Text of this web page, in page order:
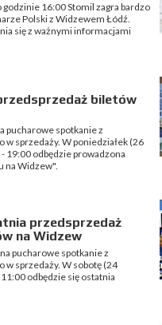
16:00 Stomil zagra bardzo
Polski z Widzewem Łódź.
się z ważnymi informacjami
biletów
pucharowe spotkanie z
w sprzedaży. W poniedziałek (26
19:00 odbędzie prowadzona
na Widzew".
przedsprzedaż
na Widzew
pucharowe spotkanie z
w sprzedaży. W sobotę (24
odbędzie się ostatnia